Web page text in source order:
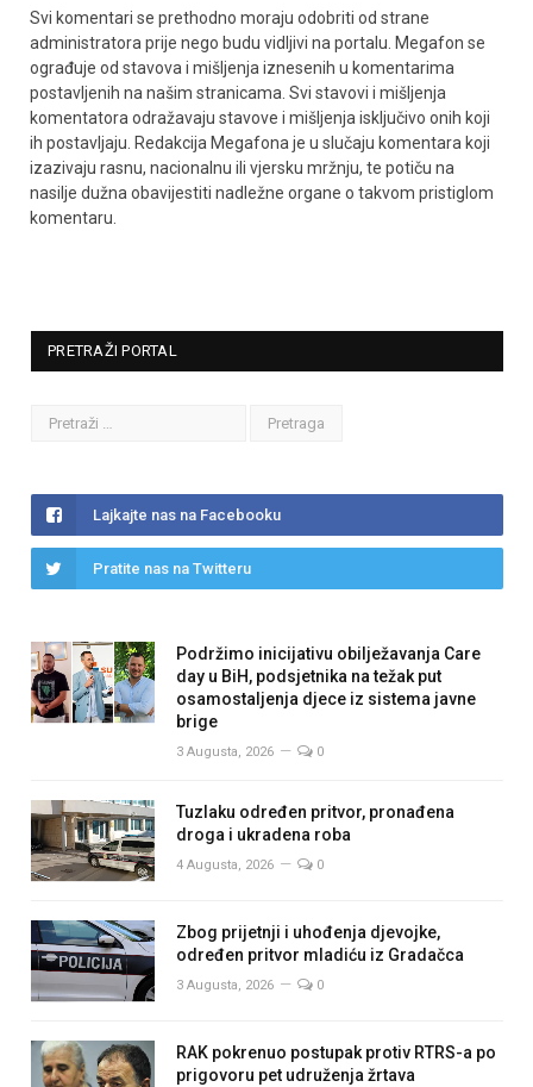
Svi komentari se prethodno moraju odobriti od strane
administratora prije nego budu vidljivi na portalu. Megafon se
ograđuje od stavova i mišljenja iznesenih u komentarima
postavljenih na našim stranicama. Svi stavovi i mišljenja
komentatora odražavaju stavove i mišljenja isključivo onih koji
ih postavljaju. Redakcija Megafona je u slučaju komentara koji
izazivaju rasnu, nacionalnu ili vjersku mržnju, te potiču na
nasilje dužna obavijestiti nadležne organe o takvom pristiglom
komentaru.
PRETRAŽI PORTAL
Lajkajte nas na Facebooku
Pratite nas na Twitteru
Podržimo inicijativu obilježavanja Care
day u BiH, podsjetnika na težak put
osamostaljenja djece iz sistema javne
brige
3 Augusta, 2026 0
Tuzlaku određen pritvor, pronađena
droga i ukradena roba
4 Augusta, 2026 0
Zbog prijetnji i uhođenja djevojke,
određen pritvor mladiću iz Gradačca
3 Augusta, 2026 0
RAK pokrenuo postupak protiv RTRS-a po
prigovoru pet udruženja žrtava